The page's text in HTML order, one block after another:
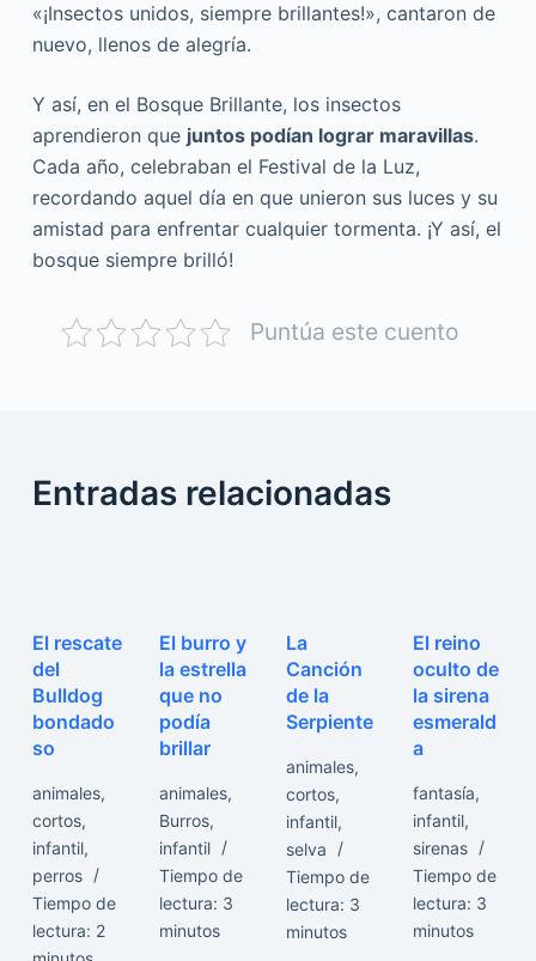
«¡Insectos unidos, siempre brillantes!», cantaron de
nuevo, llenos de alegría.
Y así, en el Bosque Brillante, los insectos
aprendieron que juntos podían lograr maravillas.
Cada año, celebraban el Festival de la Luz,
recordando aquel día en que unieron sus luces y su
amistad para enfrentar cualquier tormenta. ¡Y así, el
bosque siempre brilló!
Puntúa este cuento
Entradas relacionadas
El rescate
del
Bulldog
bondado
so
animales,
cortos,
infantil,
perros
Tiempo de
lectura: 2
El burro y
la estrella
que no
podía
brillar
animales,
Burros,
infantil
Tiempo de
lectura: 3
minutos
La
Canción
de la
Serpiente
animales,
cortos,
infantil,
selva
Tiempo de
lectura: 3
minutos
El reino
oculto de
la sirena
esmerald
a
fantasía,
infantil,
sirenas
Tiempo de
lectura: 3
minutos